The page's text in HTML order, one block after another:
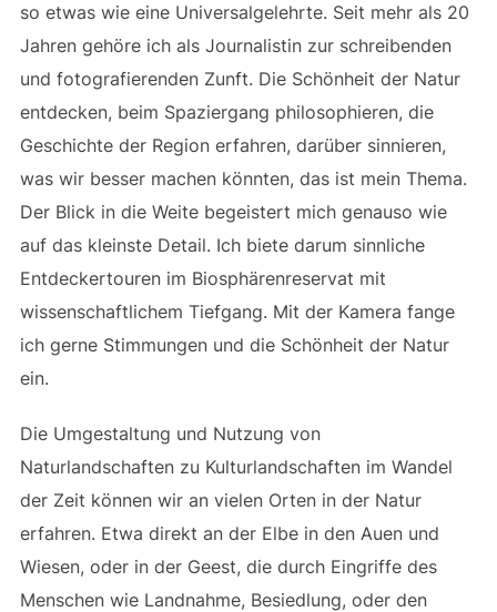
so etwas wie eine Universalgelehrte. Seit mehr als 20
Jahren gehöre ich als Journalistin zur schreibenden
und fotografierenden Zunft. Die Schönheit der Natur
entdecken, beim Spaziergang philosophieren, die
Geschichte der Region erfahren, darüber sinnieren,
was wir besser machen könnten, das ist mein Thema.
Der Blick in die Weite begeistert mich genauso wie
auf das kleinste Detail. Ich biete darum sinnliche
Entdeckertouren im Biosphärenreservat mit
wissenschaftlichem Tiefgang. Mit der Kamera fange
ich gerne Stimmungen und die Schönheit der Natur
ein.
Die Umgestaltung und Nutzung von
Naturlandschaften zu Kulturlandschaften im Wandel
der Zeit können wir an vielen Orten in der Natur
erfahren. Etwa direkt an der Elbe in den Auen und
Wiesen, oder in der Geest, die durch Eingriffe des
Menschen wie Landnahme, Besiedlung, oder den